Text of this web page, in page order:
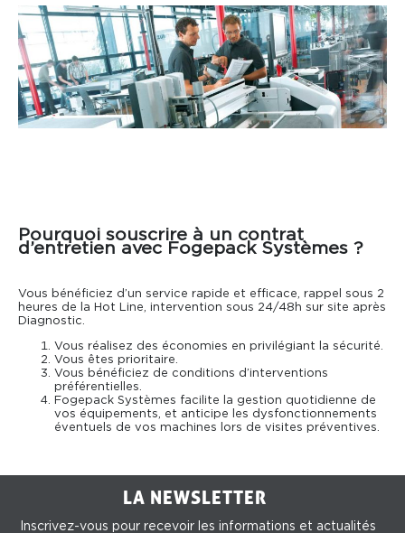
Pourquoi souscrire à un contrat
d’entretien avec Fogepack Systèmes ?
Vous bénéficiez d’un service rapide et efficace, rappel sous 2
heures de la Hot Line, intervention sous 24/48h sur site après
Diagnostic.
Vous réalisez des économies en privilégiant la sécurité.
Vous êtes prioritaire.
Vous bénéficiez de conditions d’interventions
préférentielles.
Fogepack Systèmes facilite la gestion quotidienne de
vos équipements, et anticipe les dysfonctionnements
éventuels de vos machines lors de visites préventives.
LA NEWSLETTER
Inscrivez-vous pour recevoir les informations et actualités